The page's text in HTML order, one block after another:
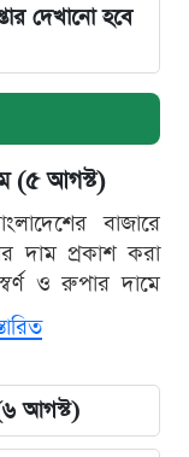
দেখানো হবে
(৫ আগস্ট)
বাজারে
দাম প্রকাশ করা
ও রুপার দামে
আগস্ট)